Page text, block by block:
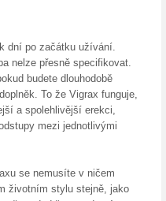
Akce
+ 3
(360